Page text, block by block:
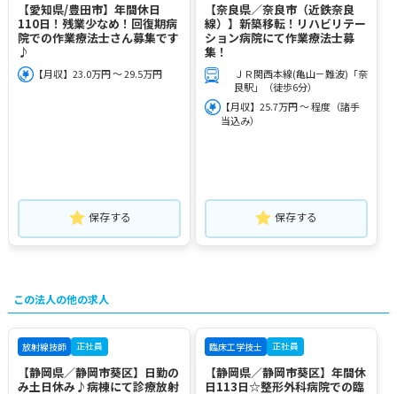
【愛知県/豊田市】年間休日
110日！残業少なめ！回復期病
院での作業療法士さん募集です
♪
【月収】23.0万円 ～ 29.5万円
保存する
【奈良県／奈良市（近鉄奈良
線）】新築移転！リハビリテー
ション病院にて作業療法士募
集！
ＪＲ関西本線(亀山－難波)「奈
良駅」（徒歩6分）
【月収】25.7万円 ～ 程度（諸手
当込み）
保存する
この法人の他の求人
放射線技師 正社員
【静岡県／静岡市葵区】日勤の
み土日休み♪病棟にて診療放射
臨床工学技士 正社員
【静岡県／静岡市葵区】年間休
日113日☆整形外科病院での臨